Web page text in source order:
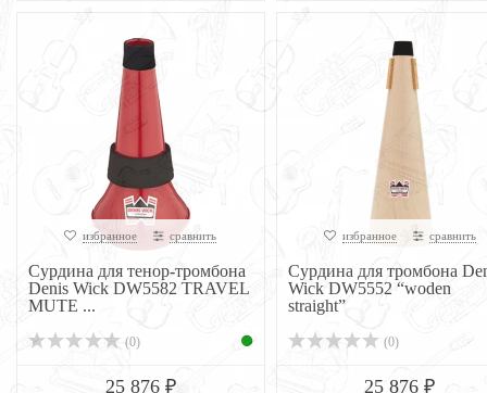
избранное сравнить
Сурдина для тенор-тромбона
Denis Wick DW5582 TRAVEL
MUTE ...
(0)
25 876 ₽
избранное сравнить
Сурдина для тромбона
Wick DW5552 “woden
straight”
(0)
25 876 ₽